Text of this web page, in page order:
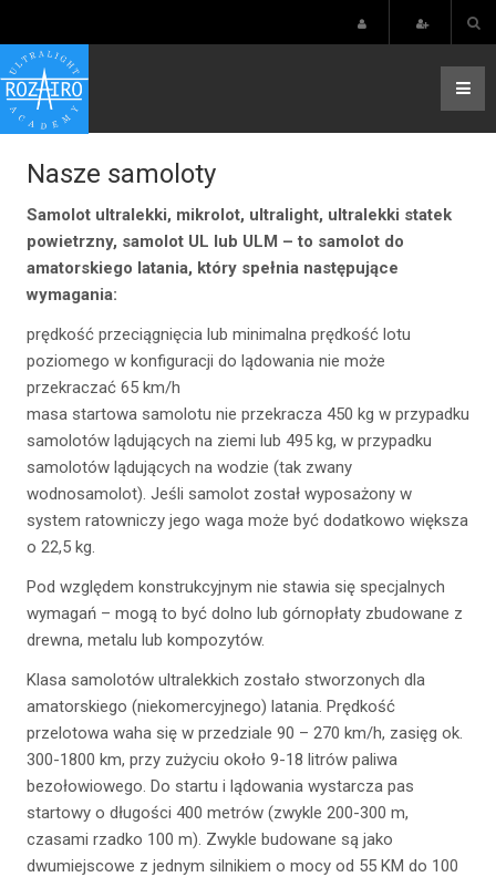
Nasze samoloty
Samolot ultralekki, mikrolot, ultralight, ultralekki statek
powietrzny, samolot UL lub ULM – to samolot do
amatorskiego latania, który spełnia następujące
wymagania:
prędkość przeciągnięcia lub minimalna prędkość lotu
poziomego w konfiguracji do lądowania nie może
przekraczać 65 km/h
masa startowa samolotu nie przekracza 450 kg w przypadku
samolotów lądujących na ziemi lub 495 kg, w przypadku
samolotów lądujących na wodzie (tak zwany
wodnosamolot). Jeśli samolot został wyposażony w
system ratowniczy jego waga może być dodatkowo większa
o 22,5 kg.
Pod względem konstrukcyjnym nie stawia się specjalnych
wymagań – mogą to być dolno lub górnopłaty zbudowane z
drewna, metalu lub kompozytów.
Klasa samolotów ultralekkich zostało stworzonych dla
amatorskiego (niekomercyjnego) latania. Prędkość
przelotowa waha się w przedziale 90 – 270 km/h, zasięg ok.
300-1800 km, przy zużyciu około 9-18 litrów paliwa
bezołowiowego. Do startu i lądowania wystarcza pas
startowy o długości 400 metrów (zwykle 200-300 m,
czasami rzadko 100 m). Zwykle budowane są jako
dwumiejscowe z jednym silnikiem o mocy od 55 KM do 100